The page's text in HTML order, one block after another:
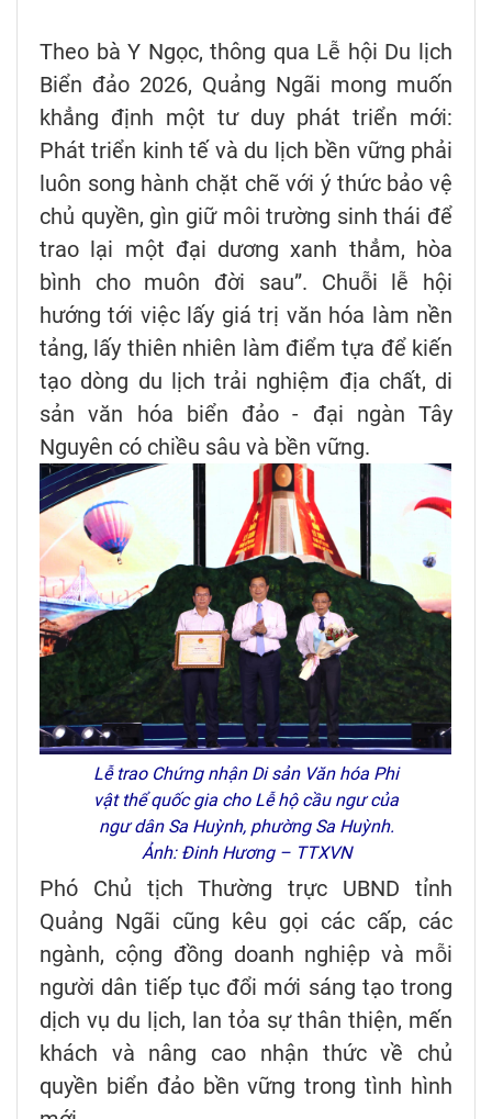
Theo bà Y Ngọc, thông qua Lễ hội Du lịch
Biển đảo 2026, Quảng Ngãi mong muốn
khẳng định một tư duy phát triển mới:
Phát triển kinh tế và du lịch bền vững phải
luôn song hành chặt chẽ với ý thức bảo vệ
chủ quyền, gìn giữ môi trường sinh thái để
trao lại một đại dương xanh thẳm, hòa
bình cho muôn đời sau”. Chuỗi lễ hội
hướng tới việc lấy giá trị văn hóa làm nền
tảng, lấy thiên nhiên làm điểm tựa để kiến
tạo dòng du lịch trải nghiệm địa chất, di
sản văn hóa biển đảo - đại ngàn Tây
Nguyên có chiều sâu và bền vững.
Lễ trao Chứng nhận Di sản Văn hóa Phi
vật thể quốc gia cho Lễ hộ cầu ngư của
ngư dân Sa Huỳnh, phường Sa Huỳnh.
Ảnh: Đinh Hương – TTXVN
Phó Chủ tịch Thường trực UBND tỉnh
Quảng Ngãi cũng kêu gọi các cấp, các
ngành, cộng đồng doanh nghiệp và mỗi
người dân tiếp tục đổi mới sáng tạo trong
dịch vụ du lịch, lan tỏa sự thân thiện, mến
khách và nâng cao nhận thức về chủ
quyền biển đảo bền vững trong tình hình